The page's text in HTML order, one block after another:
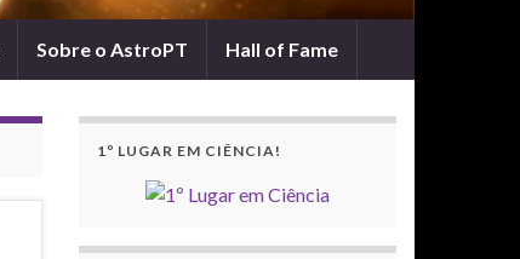
Sobre o AstroPT Hall of Fame
1º LUGAR EM CIÊNCIA!